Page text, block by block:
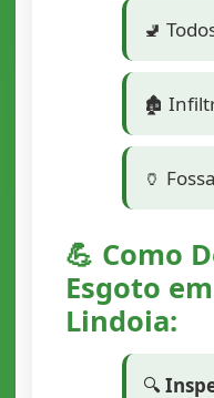
🚽
🏚️
🏺
💪 Como
Esgoto
Lindoia:
🔍